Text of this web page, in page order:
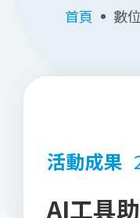
首頁 數
活動成果
AI工具